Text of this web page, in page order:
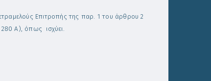
Επιτροπής της παρ. 1 του άρθρου 2
Α), όπως ισχύει.